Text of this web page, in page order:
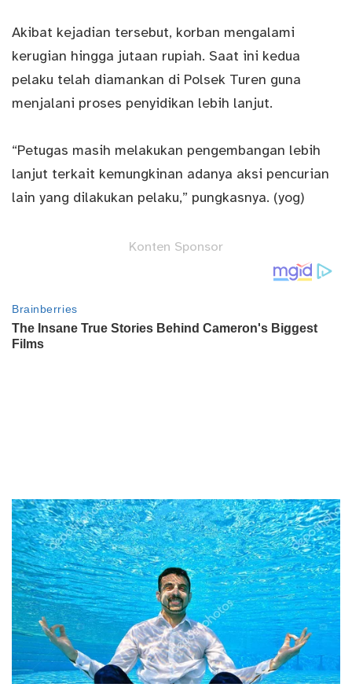
Akibat kejadian tersebut, korban mengalami
kerugian hingga jutaan rupiah. Saat ini kedua
pelaku telah diamankan di Polsek Turen guna
menjalani proses penyidikan lebih lanjut.
“Petugas masih melakukan pengembangan lebih
lanjut terkait kemungkinan adanya aksi pencurian
lain yang dilakukan pelaku,” pungkasnya. (yog)
Konten Sponsor